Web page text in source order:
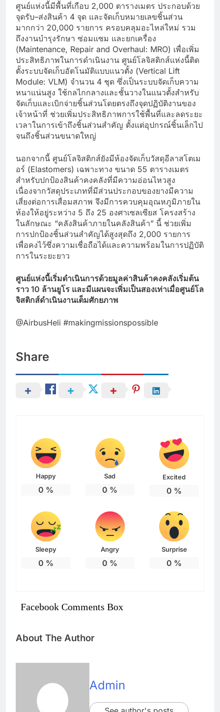
ศูนย์แห่งนี้มีพื้นที่เกือบ 2,000 ตารางเมตร ประกอบด้วย
จุดรับ–ส่งสินค้า 4 จุด และจัดเก็บหมายเลขชิ้นส่วน
มากกว่า 20,000 รายการ ครอบคลุมอะไหล่ใหม่ รวม
ถึงงานบำรุงรักษา ซ่อมแซม และยกเครื่อง
(Maintenance, Repair and Overhaul: MRO) เพื่อเพิ่ม
ประสิทธิภาพในการดำเนินงาน ศูนย์โลจิสติกส์แห่งนี้ติด
ตั้งระบบจัดเก็บอัตโนมัติแบบแนวตั้ง (Vertical Lift
Module: VLM) จำนวน 4 ชุด ซึ่งเป็นระบบจัดเก็บความ
หนาแน่นสูง ใช้กลไกกลางและชั้นวางในแนวตั้งสำหรับ
จัดเก็บและเบิกจ่ายชิ้นส่วนโดยตรงถึงจุดปฏิบัติงานของ
เจ้าหน้าที่ ช่วยเพิ่มประสิทธิภาพการใช้พื้นที่และลดระยะ
เวลาในการเข้าถึงชิ้นส่วนสำคัญ ตั้งแต่อุปกรณ์ชิ้นเล็กไป
จนถึงชิ้นส่วนขนาดใหญ่
นอกจากนี้ ศูนย์โลจิสติกส์ยังมีห้องจัดเก็บวัสดุอีลาสโตเม
อร์ (Elastomers) เฉพาะทาง ขนาด 55 ตารางเมตร
สำหรับปกป้องสินค้าคงคลังที่มีความอ่อนไหวสูง
เนื่องจากวัสดุประเภทที่มีส่วนประกอบของยางมีความ
เสี่ยงต่อการเสื่อมสภาพ จึงมีการควบคุมอุณหภูมิภายใน
ห้องให้อยู่ระหว่าง 5 ถึง 25 องศาเซลเซียส โครงสร้าง
ในลักษณะ “คลังสินค้าภายในคลังสินค้า” นี้ ช่วยเพิ่ม
การปกป้องชิ้นส่วนสำคัญได้สูงสุดถึง 2,000 รายการ
เพื่อคงไว้ซึ่งความเชื่อถือได้และความพร้อมในการปฏิบัติ
การในระยะยาว
ศูนย์แห่งนี้เริ่มดำเนินการด้วยมูลค่าสินค้าคงคลังเริ่มต้น
ราว 10 ล้านยูโร และมีแผนจะเพิ่มเป็นสองเท่าเมื่อศูนย์โล
จิสติกส์ดำเนินงานเต็มศักยภาพ
@AirbusHeli #makingmissionspossible
Share
Happy
0 %
Sad
0 %
Excited
0 %
Sleepy
0 %
Angry
0 %
Surprise
0 %
Facebook Comments Box
About The Author
Admin